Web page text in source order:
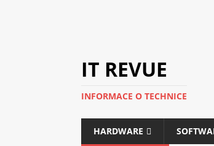
IT REVUE
INFORMACE O TECHNICE
HARDWARE